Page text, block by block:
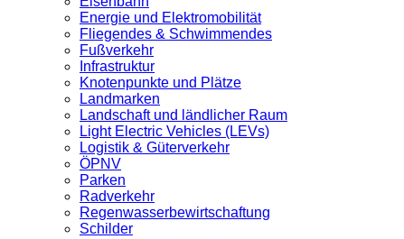
Energie und Elektromobilität
Fliegendes & Schwimmendes
Fußverkehr
Infrastruktur
Knotenpunkte und Plätze
Landmarken
Landschaft und ländlicher Raum
Light Electric Vehicles (LEVs)
Logistik & Güterverkehr
ÖPNV
Parken
Radverkehr
Regenwasserbewirtschaftung
Schilder